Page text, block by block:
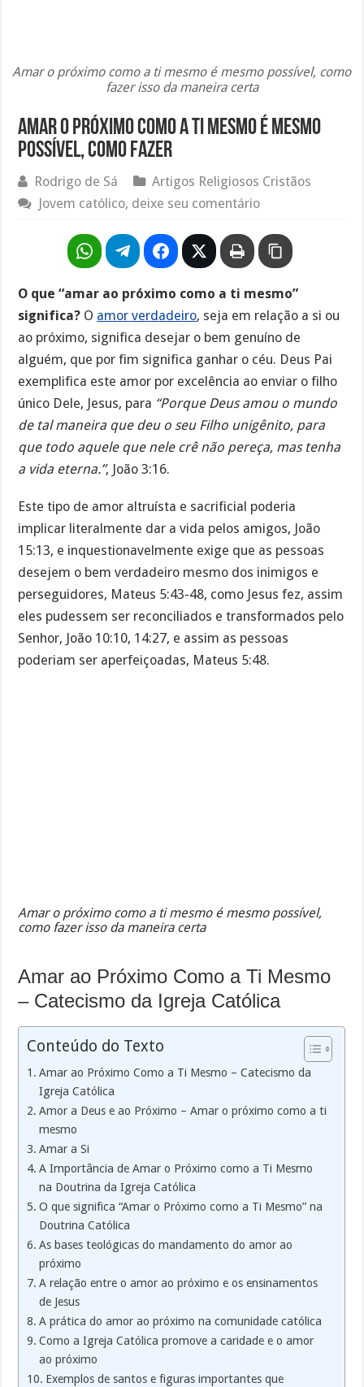
Amar o próximo como a ti mesmo é mesmo possível, como
fazer isso da maneira certa
Amar o próximo como a ti mesmo é mesmo
possível, como fazer
Rodrigo de Sá
Artigos Religiosos Cristãos
Jovem católico, deixe seu comentário
O que “amar ao próximo como a ti mesmo”
significa? O amor verdadeiro, seja em relação a si ou
ao próximo, significa desejar o bem genuíno de
alguém, que por fim significa ganhar o céu. Deus Pai
exemplifica este amor por excelência ao enviar o filho
único Dele, Jesus, para “Porque Deus amou o mundo
de tal maneira que deu o seu Filho unigênito, para
que todo aquele que nele crê não pereça, mas tenha
a vida eterna.”, João 3:16.
Este tipo de amor altruísta e sacrificial poderia
implicar literalmente dar a vida pelos amigos, João
15:13, e inquestionavelmente exige que as pessoas
desejem o bem verdadeiro mesmo dos inimigos e
perseguidores, Mateus 5:43-48, como Jesus fez, assim
eles pudessem ser reconciliados e transformados pelo
Senhor, João 10:10, 14:27, e assim as pessoas
poderiam ser aperfeiçoadas, Mateus 5:48.
Amar o próximo como a ti mesmo é mesmo possível,
como fazer isso da maneira certa
Amar ao Próximo Como a Ti Mesmo
– Catecismo da Igreja Católica
Conteúdo do Texto
Amar ao Próximo Como a Ti Mesmo – Catecismo da
Igreja Católica
Amor a Deus e ao Próximo – Amar o próximo como a ti
mesmo
Amar a Si
A Importância de Amar o Próximo como a Ti Mesmo
na Doutrina da Igreja Católica
O que significa “Amar o Próximo como a Ti Mesmo” na
Doutrina Católica
As bases teológicas do mandamento do amor ao
próximo
A relação entre o amor ao próximo e os ensinamentos
de Jesus
A prática do amor ao próximo na comunidade católica
Como a Igreja Católica promove a caridade e o amor
ao próximo
Exemplos de santos e figuras importantes que